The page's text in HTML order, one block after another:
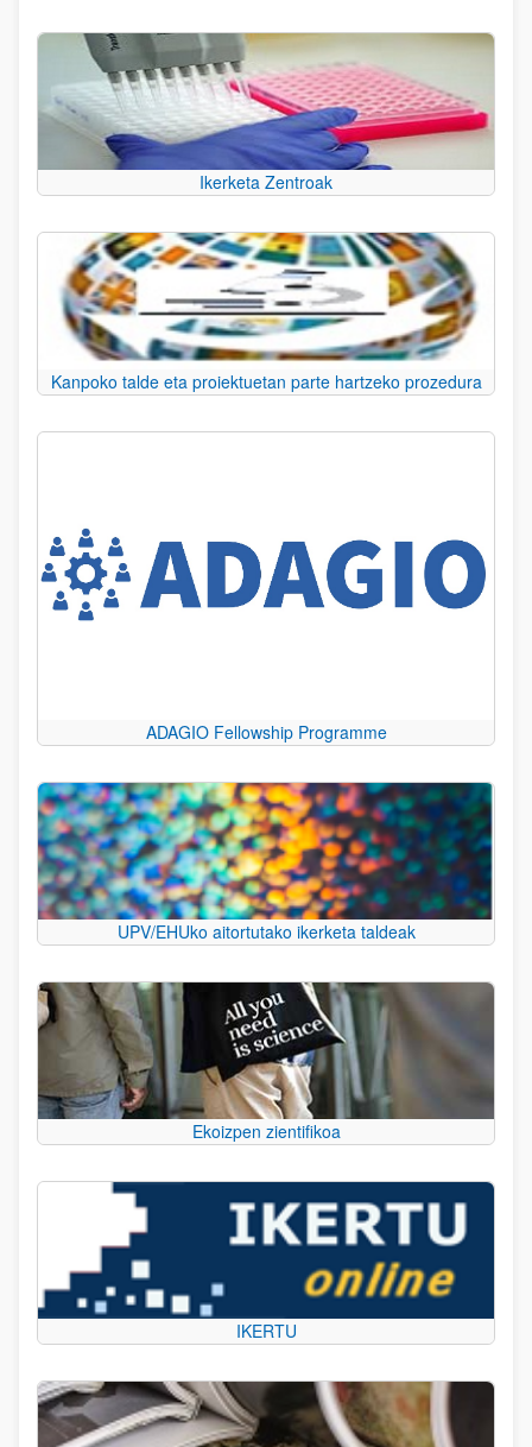
Ikerketa Zentroak
Kanpoko talde eta proiektuetan parte hartzeko prozedura
ADAGIO Fellowship Programme
UPV/EHUko aitortutako ikerketa taldeak
Ekoizpen zientifikoa
IKERTU